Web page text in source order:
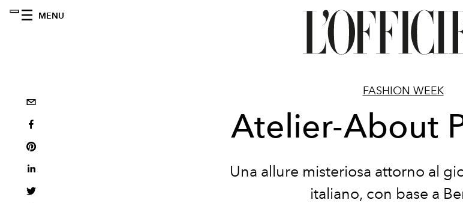
MENU
FASHION WEEK
Atelier-About
Una allure misteriosa attorno al
italiano, con base a